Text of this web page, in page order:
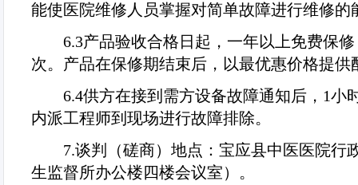
能使医院维修人员掌握对简单故障进行维修的
6.3产品验收合格日起，一年以上免费保
次。产品在保修期结束后，以最优惠价格提供
6.4供方在接到需方设备故障通知后， 1小
内派工程师到现场进行故障排除。
7.谈判（磋商）地点：宝应县中医医院行
生监督所办公楼四楼会议室）。